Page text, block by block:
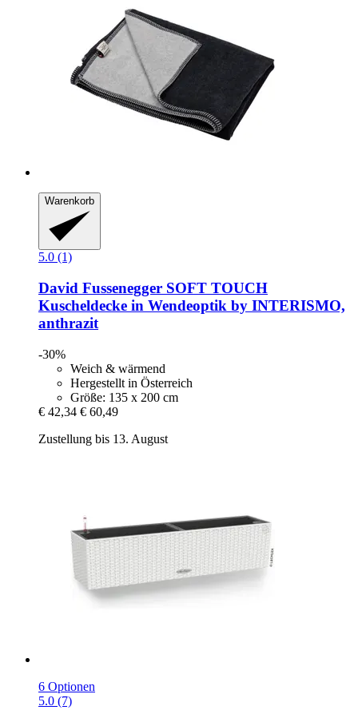
Warenkorb
5.0 (1)
David Fussenegger SOFT TOUCH
Kuscheldecke in Wendeoptik by INTERISMO,
anthrazit
-30%
Weich & wärmend
Hergestellt in Österreich
Größe: 135 x 200 cm
€ 42,34 € 60,49
Zustellung bis 13. August
6 Optionen
5.0 (7)